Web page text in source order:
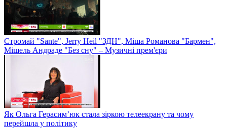
Стромай "Sante", Jerry Heil "ЗДН", Міша Романова "Бармен",
Мішель Андраде "Без сну" – Музичні прем'єри
Як Ольга Герасим’юк стала зіркою телеекрану та чому
перейшла у політику